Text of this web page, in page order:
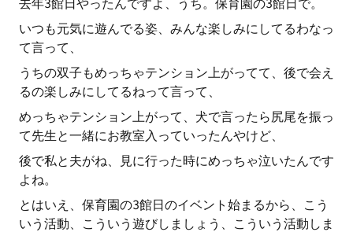
去年3館日やったんですよ、うち。保育園の3館日で。
いつも元気に遊んでる姿、みんな楽しみにしてるわなっ
て言って、
うちの双子もめっちゃテンション上がってて、後で会え
るの楽しみにしてるねって言って、
めっちゃテンション上がって、犬で言ったら尻尾を振っ
て先生と一緒にお教室入っていったんやけど、
後で私と夫がね、見に行った時にめっちゃ泣いたんです
よね。
とはいえ、保育園の3館日のイベント始まるから、こう
いう活動、こういう遊びしましょう、こういう活動しま